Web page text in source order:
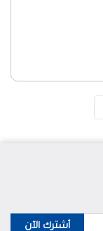
أشترك الآن